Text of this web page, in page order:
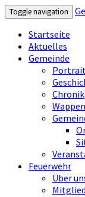
Toggle navigation
Startseite
Aktuelles
Gemeinde
Chronik
Feuerwehr
Über